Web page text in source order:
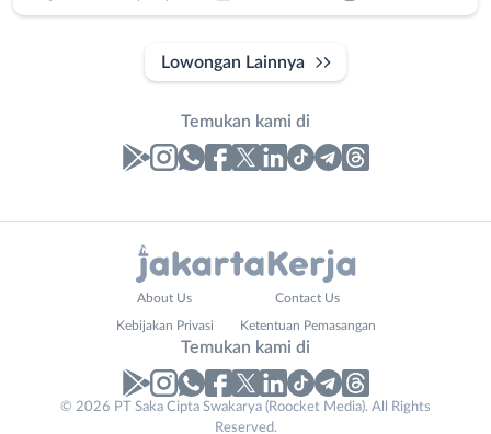
Lowongan Lainnya
Temukan kami di
No. Telp /
About Us Contact Us
Kebijakan Privasi Ketentuan Pemasangan
Temukan kami di
© 2026 PT Saka Cipta Swakarya (Roocket Media). All Rights
Reserved.